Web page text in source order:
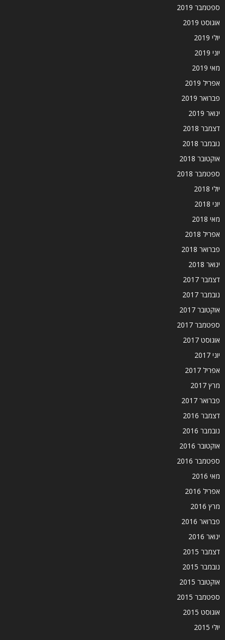
ספטמבר 2019
אוגוסט 2019
יולי 2019
יוני 2019
מאי 2019
אפריל 2019
פברואר 2019
ינואר 2019
דצמבר 2018
נובמבר 2018
אוקטובר 2018
ספטמבר 2018
יולי 2018
יוני 2018
מאי 2018
אפריל 2018
פברואר 2018
ינואר 2018
דצמבר 2017
נובמבר 2017
אוקטובר 2017
ספטמבר 2017
אוגוסט 2017
יוני 2017
אפריל 2017
מרץ 2017
פברואר 2017
דצמבר 2016
נובמבר 2016
אוקטובר 2016
ספטמבר 2016
מאי 2016
אפריל 2016
מרץ 2016
פברואר 2016
ינואר 2016
דצמבר 2015
נובמבר 2015
אוקטובר 2015
ספטמבר 2015
אוגוסט 2015
יולי 2015